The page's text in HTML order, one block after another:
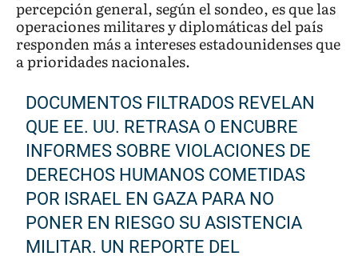
percepción general, según el sondeo, es que las
operaciones militares y diplomáticas del país
responden más a intereses estadounidenses que
a prioridades nacionales.
DOCUMENTOS FILTRADOS REVELAN
QUE EE. UU. RETRASA O ENCUBRE
INFORMES SOBRE VIOLACIONES DE
DERECHOS HUMANOS COMETIDAS
POR ISRAEL EN GAZA PARA NO
PONER EN RIESGO SU ASISTENCIA
MILITAR. UN REPORTE DEL